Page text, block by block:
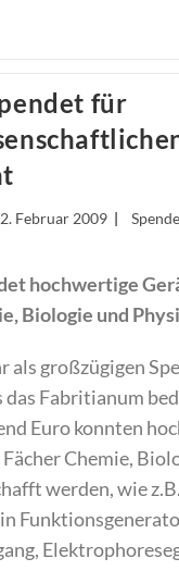
für
Februar 2009
hochwertige
Biologie und
als großzügigen
das Fabritianum
Euro konnten
Chemie,
werden, wie